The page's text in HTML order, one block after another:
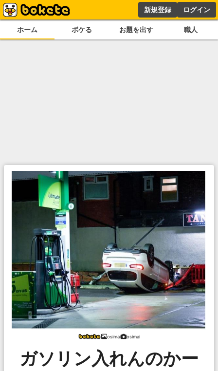
新規登録 ログイン
ホーム ボケる お題を出す 職人
osimai osimai
ガソリン入れんのかー